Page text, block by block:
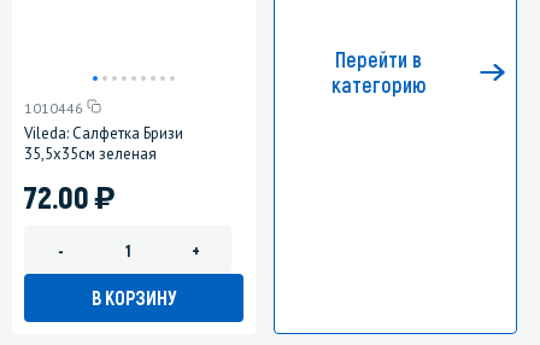
1010446
Vileda: Салфетка Бризи
35,5x35см зеленая
72.00)
- +
В КОРЗИНУ
Перейти в
категорию